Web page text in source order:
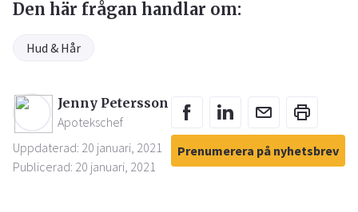
Den här frågan handlar om:
Hud & Hår
Jenny Petersson
Apotekschef
Uppdaterad: 20 januari, 2021
Publicerad: 20 januari, 2021
Prenumerera på nyhetsbrev